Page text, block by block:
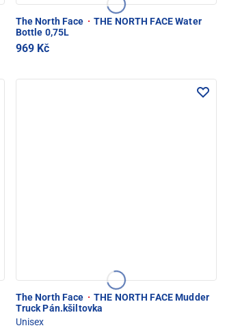
The North Face · THE NORTH FACE Water
Bottle 0,75L
969 Kč
The North Face · THE NORTH FACE Mudder
Truck Pán.kšiltovka
Unisex